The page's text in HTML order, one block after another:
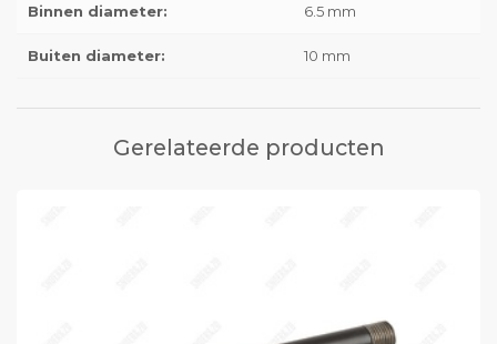
Binnen diameter: 6.5 mm
Buiten diameter: 10 mm
Gerelateerde producten